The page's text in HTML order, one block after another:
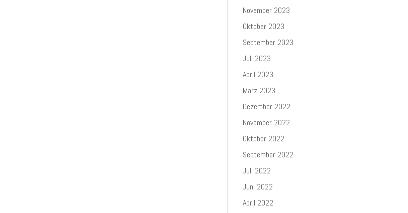
November 2023
Oktober 2023
September 2023
Juli 2023
April 2023
März 2023
Dezember 2022
November 2022
Oktober 2022
September 2022
Juli 2022
Juni 2022
April 2022